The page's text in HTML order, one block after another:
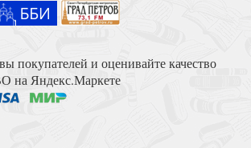
на Апокалипсис (Тихоний Африканский)